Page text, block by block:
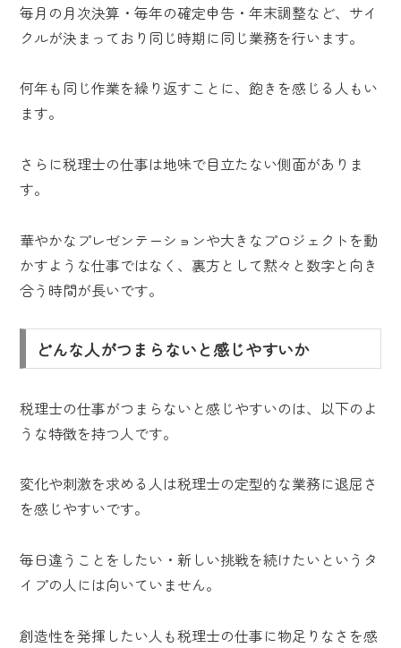
毎月の月次決算・毎年の確定申告・年末調整など、サイ
クルが決まっており同じ時期に同じ業務を行います。
何年も同じ作業を繰り返すことに、飽きを感じる人もい
ます。
さらに税理士の仕事は地味で目立たない側面がありま
す。
華やかなプレゼンテーションや大きなプロジェクトを動
かすような仕事ではなく、裏方として黙々と数字と向き
合う時間が長いです。
どんな人がつまらないと感じやすいか
税理士の仕事がつまらないと感じやすいのは、以下のよ
うな特徴を持つ人です。
変化や刺激を求める人は税理士の定型的な業務に退屈さ
を感じやすいです。
毎日違うことをしたい・新しい挑戦を続けたいというタ
イプの人には向いていません。
創造性を発揮したい人も税理士の仕事に物足りなさを感